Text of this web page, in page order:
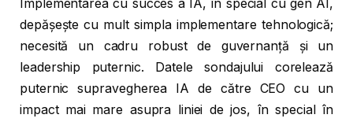
Implementarea cu succes a IA, în special cu gen AI,
depășește cu mult simpla implementare tehnologică;
necesită un cadru robust de guvernanță și un
leadership puternic. Datele sondajului corelează
puternic supravegherea IA de către CEO cu un
impact mai mare asupra liniei de jos, în special în